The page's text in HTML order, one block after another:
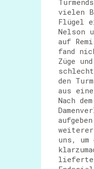
vielen
Flügel
Nelson
auf
fand
Züge
den
aus
Nach
weiterer
uns, um
lieferte